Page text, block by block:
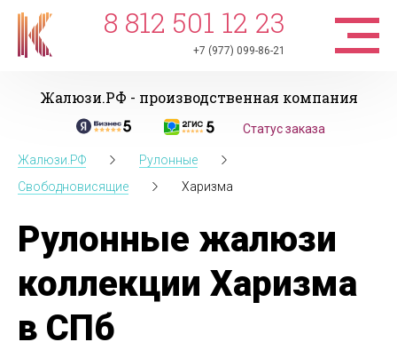
8 812 501 12 23
+7 (977) 099-86-21
Жалюзи.РФ - производственная компания
Статус заказа
Жалюзи.РФ
Рулонные
Свободновисящие
Харизма
Рулонные жалюзи
коллекции Харизма
в СПб